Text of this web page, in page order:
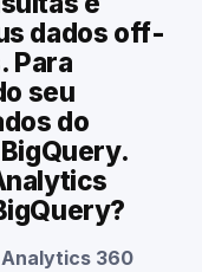
dados off-
Para
seu
do
Analytics 360